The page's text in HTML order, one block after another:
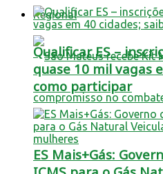
Regional
Qualificar ES –
quase 10 mil vagas
como participar
ES Mais+Gás: